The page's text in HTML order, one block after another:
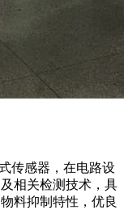
传感器，在电路设
相关检测技术，具
料抑制特性，优良